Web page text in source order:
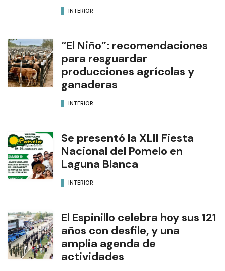
INTERIOR
“El Niño”: recomendaciones
para resguardar
producciones agrícolas y
ganaderas
INTERIOR
Se presentó la XLII Fiesta
Nacional del Pomelo en
Laguna Blanca
INTERIOR
El Espinillo celebra hoy sus 121
años con desfile, y una
amplia agenda de
actividades